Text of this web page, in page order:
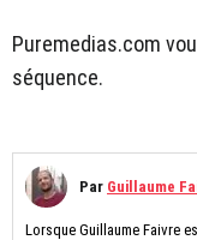
Puremedias.com
séquence.
Par Guillaume
Lorsque Guillaume Faivre